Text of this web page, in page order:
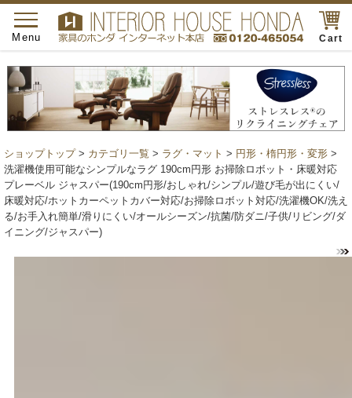
Cart
toggle
navigation
Menu
ショップトップ> カテゴリ一覧 > ラグ・マット > 円形・楕円形・変形 >
洗濯機使用可能なシンプルなラグ 190cm円形 お掃除ロボット・床暖対応
プレーベル ジャスパー(190cm円形/おしゃれ/シンプル/遊び毛が出にくい/
床暖対応/ホットカーペットカバー対応/お掃除ロボット対応/洗濯機OK/洗え
る/お手入れ簡単/滑りにくい/オールシーズン/抗菌/防ダニ/子供/リビング/ダ
イニング/ジャスパー)